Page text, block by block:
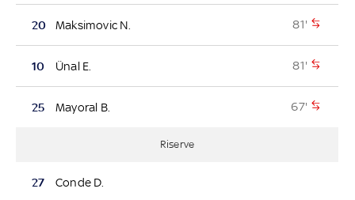
20 Maksimovic N. 81'
10 Ünal E. 81'
25 Mayoral B. 67'
Riserve
27 Conde D.